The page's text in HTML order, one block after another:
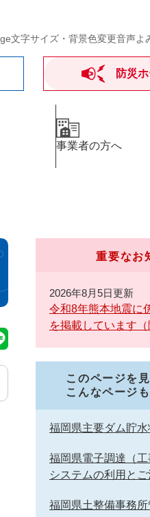
文字サイズ・背景色変更音声よ
防災
事業者の方へ
重要なお
2026年8月5日更新
令和8年熊本地震に
を掲載しています（
このページを
こんなページ
福岡県主要ダム貯水
福岡県電子調達（
システムの利用と
福岡県土整備事務所